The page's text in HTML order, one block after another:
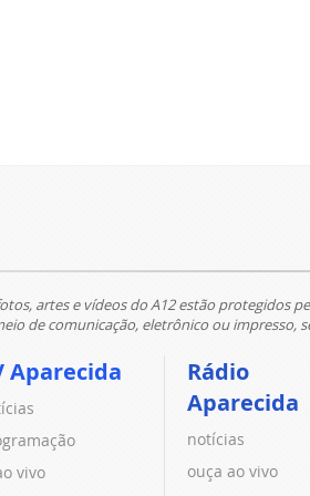
artes e vídeos do A12 estão protegidos
de comunicação, eletrônico ou impresso,
Aparecida
vivo
Rádio
Aparecida
notícias
ouça ao vivo